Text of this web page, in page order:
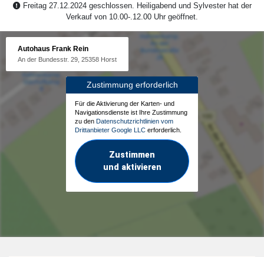
Freitag 27.12.2024 geschlossen. Heiligabend und Sylvester hat der
Verkauf von 10.00-.12.00 Uhr geöffnet.
Autohaus Frank Rein
An der Bundesstr. 29, 25358 Horst
Zustimmung erforderlich
Für die Aktivierung der Karten- und
Navigationsdienste ist Ihre Zustimmung
zu den Datenschutzrichtlinien vom
Drittanbieter Google LLC erforderlich.
Zustimmen
und aktivieren